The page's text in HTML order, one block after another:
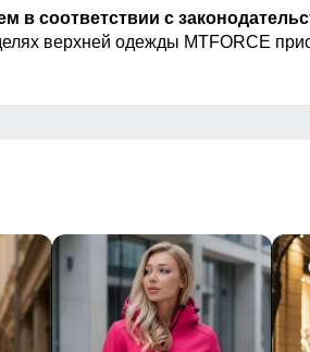
в соответствии с
верхней одежды MTFORCE